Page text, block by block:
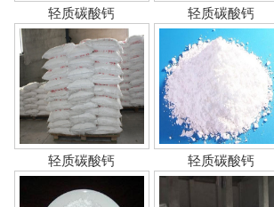
轻质碳酸钙 轻质碳酸钙
轻质碳酸钙 轻质碳酸钙